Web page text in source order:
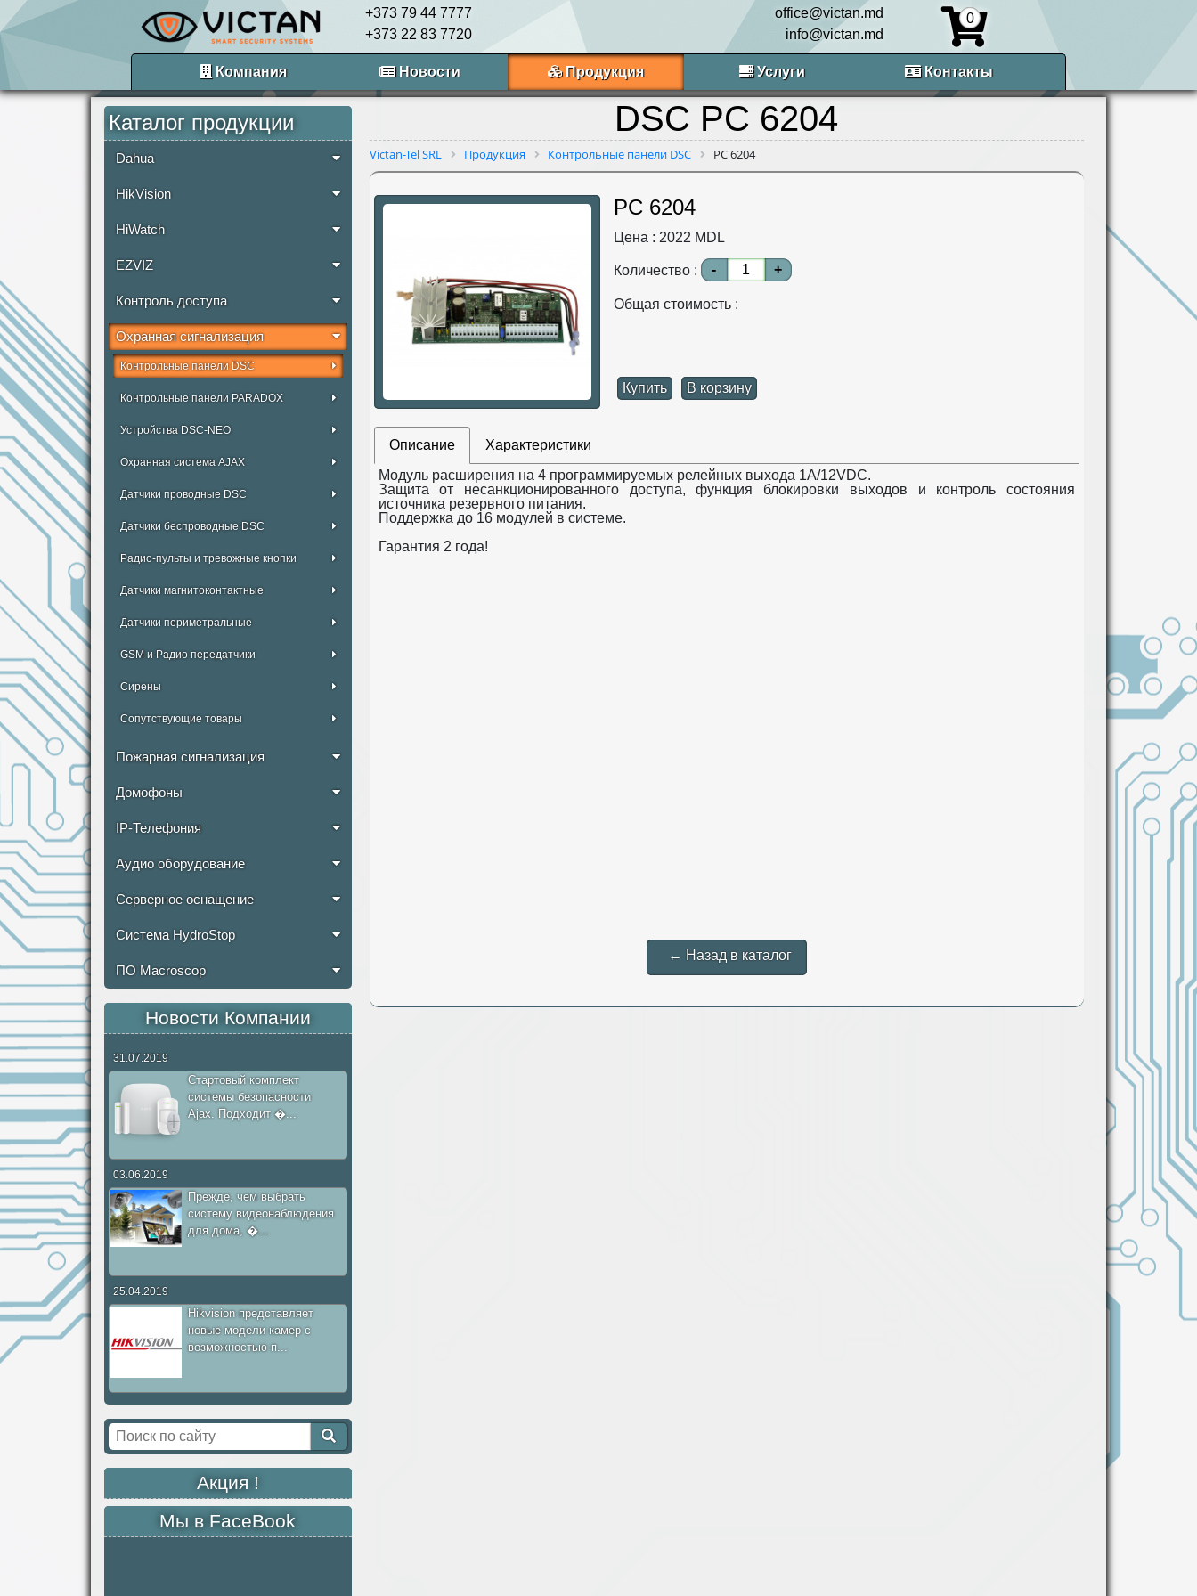
+373 79 44 7777
+373 22 83 7720
office@victan.md
info@victan.md
0
Компания Новости Продукция Услуги Контакты
Каталог продукции
Dahua
HikVision
HiWatch
EZVIZ
Контроль доступа
Охранная сигнализация
Контрольные панели DSC
Контрольные панели PARADOX
Устройства DSC-NEO
Охранная система AJAX
Датчики проводные DSC
Датчики беспроводные DSC
Радио-пульты и тревожные кнопки
Датчики магнитоконтактные
Датчики периметральные
GSM и Радио передатчики
Сирены
Сопутствующие товары
Пожарная сигнализация
Домофоны
IP-Телефония
Аудио оборудование
Серверное оснащение
Система HydroStop
ПО Macroscop
Новости Компании
31.07.2019
Стартовый комплект
системы безопасности
Ajax. Подходит �...
03.06.2019
Прежде, чем выбрать
систему видеонаблюдения
для дома, �...
25.04.2019
Hikvision представляет
новые модели камер с
возможностью п...
Акция !
Мы в FaceBook
DSC PC 6204
Victan-Tel SRL Продукция Контрольные панели DSC PC 6204
PC 6204
Цена : 2022 MDL
Количество : - +
Общая стоимость :
Купить В корзину
Описание
Характеристики
Модуль расширения на 4 программируемых релейных выхода 1A/12VDC.
Защита от несанкционированного доступа, функция блокировки выходов и контроль состояния
источника резервного питания.
Поддержка до 16 модулей в системе.
Гарантия 2 года!
← Назад в каталог